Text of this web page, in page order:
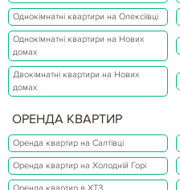
Однокімнатні квартири на Олексіївці
Однокімнатні квартири на Нових
домах
Двокімнатні квартири на Нових
домах
ОРЕНДА КВАРТИР
Оренда квартир на Салтівці
Оренда квартир на Холодній Горі
Оренда квартир в ХТЗ